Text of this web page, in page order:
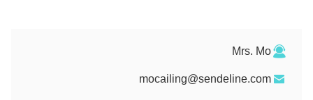
Mrs. Mo
mocailing@sendeline.com